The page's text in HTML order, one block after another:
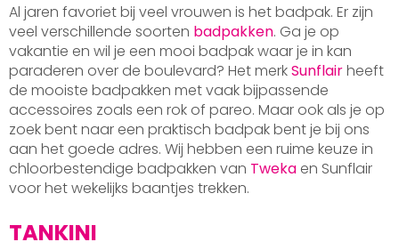
Al jaren favoriet bij veel vrouwen is het badpak. Er zijn
veel verschillende soorten badpakken. Ga je op
vakantie en wil je een mooi badpak waar je in kan
paraderen over de boulevard? Het merkSunflairheeft
de mooiste badpakken met vaak bijpassende
accessoires zoals een rok of pareo. Maar ook als je op
zoek bent naar een praktisch badpak bent je bij ons
aan het goede adres. Wij hebben een ruime keuze in
chloorbestendige badpakken van Tweka en Sunflair
voor het wekelijks baantjes trekken.
TANKINI